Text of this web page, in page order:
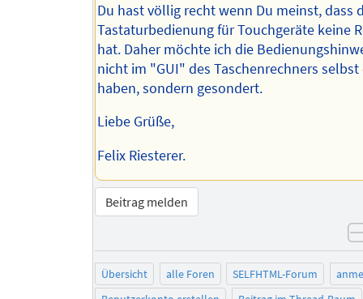
Du hast völlig recht wenn Du meinst, dass
Tastaturbedienung für Touchgeräte keine
hat. Daher möchte ich die
nicht im "GUI" des Taschenrechners
haben, sondern gesondert.
Liebe Grüße,
Felix Riesterer.
Beitrag melden
Übersicht alle Foren SELFHTML-Forum